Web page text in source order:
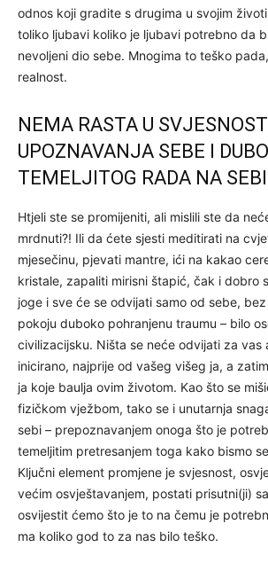
odnos koji gradite s drugima u svojim
toliko ljubavi koliko je ljubavi potrebno da
nevoljeni dio sebe. Mnogima to teško
realnost.
NEMA RASTA U
UPOZNAVANJA SEBE I
TEMELJITOG RADA NA SEBI
Htjeli ste se promijeniti, ali mislili ste da
mrdnuti?! Ili da ćete sjesti meditirati na
mjesečinu, pjevati mantre, ići na kakao
kristale, zapaliti mirisni štapić, čak i dobro
joge i sve će se odvijati samo od sebe,
pokoju duboko pohranjenu traumu – bilo
civilizacijsku. Ništa se neće odvijati za vas
inicirano, najprije od vašeg višeg ja, a
ja koje baulja ovim životom. Kao što se
fizičkom vježbom, tako se i unutarnja
sebi – prepoznavanjem onoga što je
temeljitim pretresanjem toga kako bismo
Ključni element promjene je svjesnost,
većim osvještavanjem, postati prisutni(ji)
osvijestit ćemo što je to na čemu je
ma koliko god to za nas bilo teško.